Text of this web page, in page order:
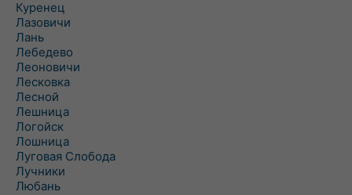
Куренец
Лазовичи
Лань
Лебедево
Леоновичи
Лесковка
Лесной
Лешница
Логойск
Лошница
Луговая Слобода
Лучники
Любань